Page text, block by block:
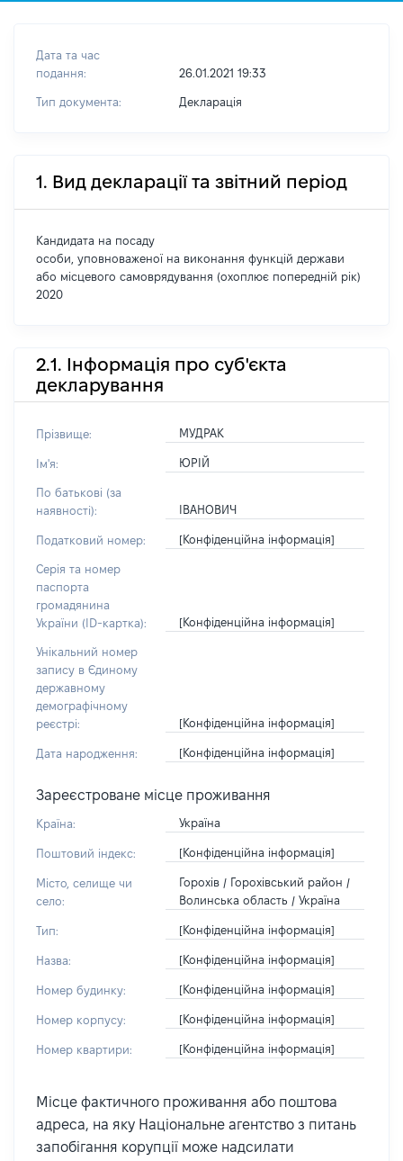
Дата та час
подання:
26.01.2021 19:33
Тип документа: Декларація
1. Вид декларації та звітний період
Кандидата на посаду
особи, уповноваженої на виконання функцій держави
або місцевого самоврядування (охоплює попередній рік)
2020
2.1. Інформація про суб'єкта
декларування
Прізвище: МУДРАК
Ім'я: ЮРІЙ
По батькові (за
наявності):
ІВАНОВИЧ
Податковий номер: [Конфіденційна інформація]
Серія та номер
паспорта
громадянина
України (ID-картка):
[Конфіденційна інформація]
Унікальний номер
запису в Єдиному
державному
демографічному
реєстрі:
[Конфіденційна інформація]
Дата народження: [Конфіденційна інформація]
Зареєстроване місце проживання
Країна: Україна
Поштовий індекс: [Конфіденційна інформація]
Місто, селище чи
село:
Горохів / Горохівський район /
Волинська область / Україна
Тип: [Конфіденційна інформація]
Назва: [Конфіденційна інформація]
Номер будинку: [Конфіденційна інформація]
Номер корпусу: [Конфіденційна інформація]
Номер квартири: [Конфіденційна інформація]
Місце фактичного проживання або поштова
адреса, на яку Національне агентство з питань
запобігання корупції може надсилати